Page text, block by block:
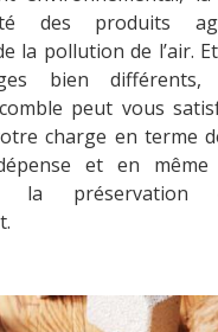
des produits
la pollution de l’air.
bien
peut vous
charge en terme
et en même
la préservation